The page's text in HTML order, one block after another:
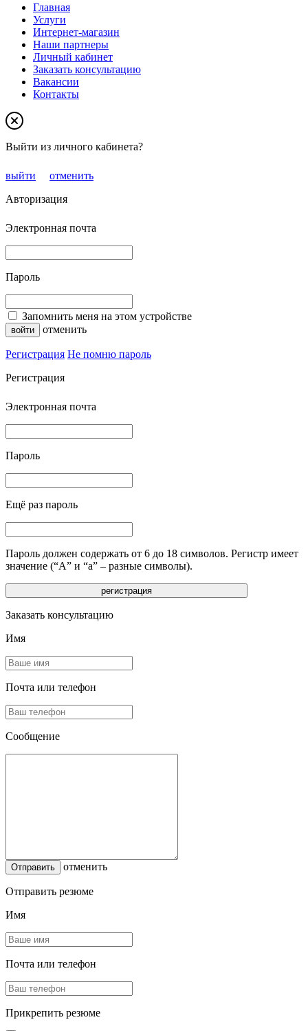
Главная
Услуги
Интернет-магазин
Наши партнеры
Личный кабинет
Заказать консультацию
Вакансии
Контакты
Выйти из личного кабинета?
выйти
отменить
Авторизация
Электронная почта
Пароль
Запомнить меня на этом устройстве
отменить
Регистрация Не помню пароль
Регистрация
Электронная почта
Пароль
Ещё раз пароль
Пароль должен содержать от 6 до 18 символов. Регистр имеет
значение (“А” и “а” – разные символы).
Заказать консультацию
Имя
Почта или телефон
Сообщение
отменить
Отправить резюме
Имя
Почта или телефон
Прикрепить резюме